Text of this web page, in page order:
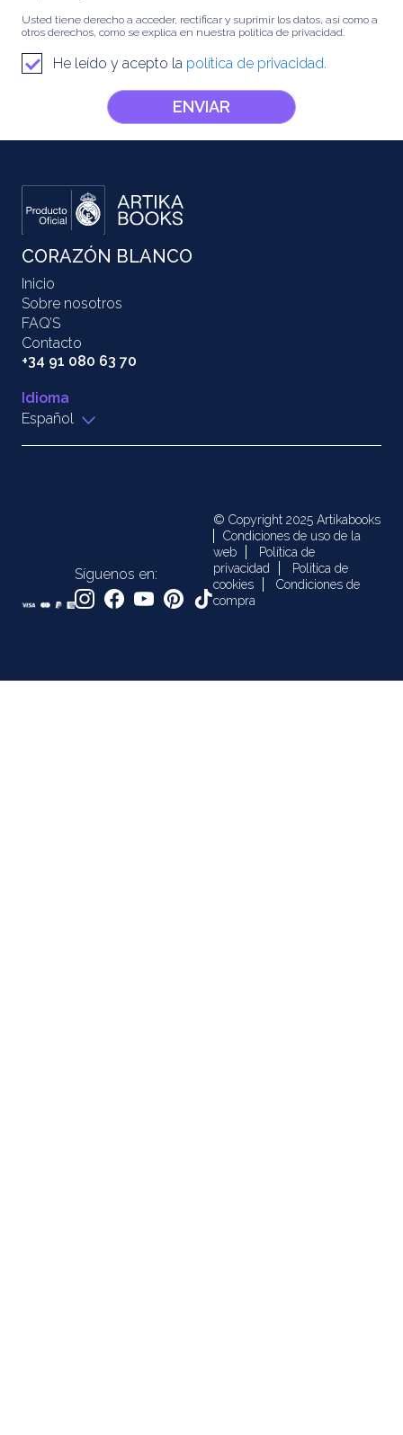
Usted tiene derecho a acceder, rectificar y suprimir los datos, así como a
otros derechos, como se explica en nuestra política de privacidad.
He leído y acepto la política de privacidad.
ENVIAR
CORAZÓN BLANCO
Inicio
Sobre nosotros
FAQ’S
Contacto
+34 91 080 63 70
Idioma
Español
Síguenos en:
© Copyright 2025 Artikabooks
Condiciones de uso de la
web
Política de
privacidad
Política de
cookies
Condiciones de
compra